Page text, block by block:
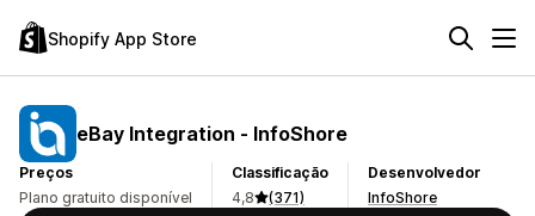
Shopify App Store
eBay Integration ‑ InfoShore
Preços
Plano gratuito disponível
Classificação
4,8
(371)
Desenvolvedor
InfoShore